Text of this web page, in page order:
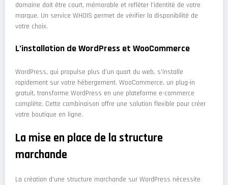
domaine doit être court, mémorable et refléter l’identité de votre
marque. Un service WHOIS permet de vérifier la disponibilité de
votre choix.
L’installation de WordPress et WooCommerce
WordPress, qui propulse plus d’un quart du web, s’installe
rapidement sur votre hébergement. WooCommerce, un plug-in
gratuit, transforme WordPress en une plateforme e-commerce
complète. Cette combinaison offre une solution flexible pour créer
votre boutique en ligne.
La mise en place de la structure
marchande
La création d’une structure marchande sur WordPress nécessite